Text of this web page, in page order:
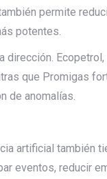
permite
potentes.
que Promigas
de anomalías.
artificial también
eventos, reducir